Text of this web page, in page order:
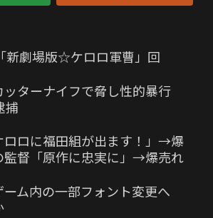
新劇場版☆ケロロ軍曹」回
ターナイフで脅し性的暴行
捕
ロロに福田組が出ます！」→爆
督「原作に忠実に」→爆売れ
ーム内の一部フォント変更へ